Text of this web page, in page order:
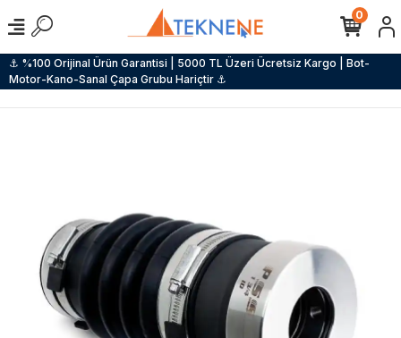
⚓ %100 Orijinal Ürün Garantisi | 5000 TL Üzeri Ücretsiz Kargo | Bot-
Motor-Kano-Sanal Çapa Grubu Hariçtir ⚓
0